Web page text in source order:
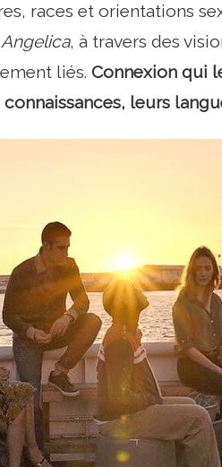
races et orientations
Angelica, à travers des
liés. Connexion qui
leurs